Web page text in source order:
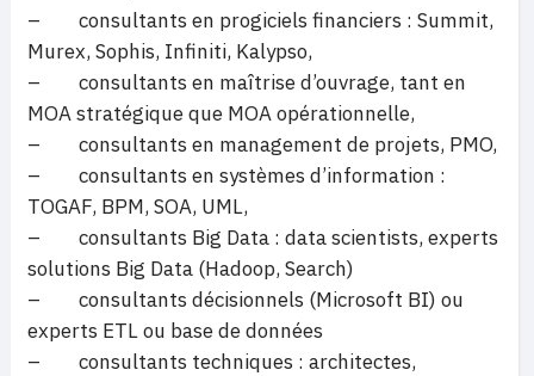
– consultants en progiciels financiers : Summit,
Murex, Sophis, Infiniti, Kalypso,
– consultants en maîtrise d’ouvrage, tant en
MOA stratégique que MOA opérationnelle,
– consultants en management de projets, PMO,
– consultants en systèmes d’information :
TOGAF, BPM, SOA, UML,
– consultants Big Data : data scientists, experts
solutions Big Data (Hadoop, Search)
– consultants décisionnels (Microsoft BI) ou
experts ETL ou base de données
– consultants techniques : architectes,